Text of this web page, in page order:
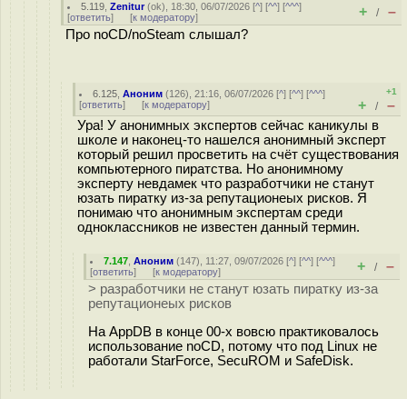
5.119 ,Zenitur(ok), 18:30, 06/07/2026 [^] [^^] [^^^]
[ответить] [к модератору] + / –
Про noCD/noSteam слышал?
6.125 ,Аноним (126), 21:16, 06/07/2026 [^] [^^] [^^^]
[ответить] [к модератору]
+1
+ / –
Ура! У анонимных экспертов сейчас каникулы в
школе и наконец-то нашелся анонимный эксперт
который решил просветить на счёт существования
компьютерного пиратства. Но анонимному
эксперту невдамек что разработчики не станут
юзать пиратку из-за репутационеых рисков. Я
понимаю что анонимным экспертам среди
одноклассников не известен данный термин.
7.147 ,Аноним (147), 11:27, 09/07/2026 [^] [^^] [^^^]
[ответить] [к модератору] + / –
> разработчики не станут юзать пиратку из-за
репутационеых рисков
На AppDB в конце 00-х вовсю практиковалось
использование noCD, потому что под Linux не
работали StarForce, SecuROM и SafeDisk.